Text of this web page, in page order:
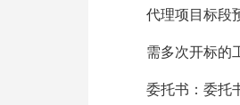
代理项目标段
需多次开标的
委托书：委托